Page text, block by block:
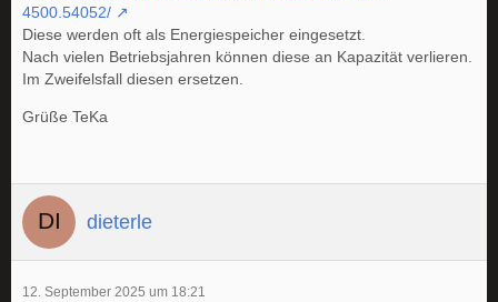
4500.54052/
Diese werden oft als Energiespeicher eingesetzt.
Nach vielen Betriebsjahren können diese an Kapazität verlieren.
Im Zweifelsfall diesen ersetzen.
Grüße TeKa
dieterle
12. September 2025 um 18:21